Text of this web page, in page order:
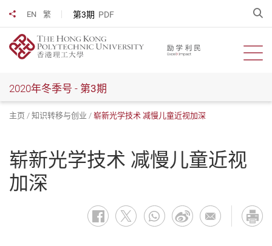
EN 繁 第3期 PDF
分享到
开
2020年冬季号 - 第3期
主页 知识转移与创业 崭新光学技术 减慢儿童近视加深
崭新光学技术 减慢儿童近视
加深